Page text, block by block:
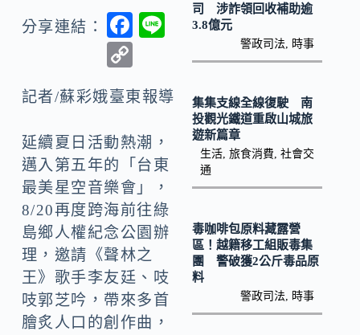
分享連結：
F
b
o
o
k
p
y
Li
n
k
記者/蘇彩娥臺東報導
延續夏日活動熱潮，
邁入第五年的「台東
最美星空音樂會」，
8/20再度跨海前往綠
島鄉人權紀念公園辦
理，邀請《聲林之
王》歌手李友廷、吱
吱郭芝吟，帶來多首
膾炙人口的創作曲，
司 涉詐領回收補助逾
3.8億元
警政司法 時事
集集支線全線復駛 南
投觀光鐵道重啟山城旅
遊新篇章
生活, 旅食消費 社會交
通
毒咖啡包原料藏露營
區！越籍移工組販毒集
團 警破獲2公斤毒品原
料
警政司法 時事